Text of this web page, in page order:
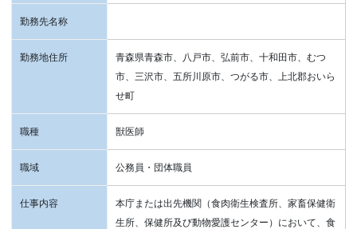
勤務先名称
勤務地住所
青森県青森市、八戸市、弘前市、十和田市、むつ
市、三沢市、五所川原市、つがる市、上北郡おいら
せ町
職種 獣医師
職域 公務員・団体職員
仕事内容
本庁または出先機関（食肉衛生検査所、家畜保健衛
生所、保健所及び動物愛護センター）において、食